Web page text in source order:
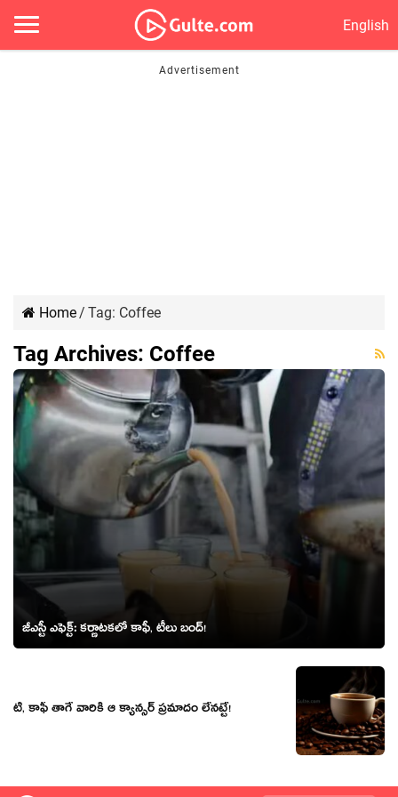
English
Home/ Tag: Coffee
Tag Archives: Coffee
జీఎస్టీ ఎఫెక్ట్‌: క‌ర్ణాట‌క‌లో కాఫీ, టీలు బంద్‌!
టీ, కాఫీ తాగే వారికి ఆ క్యాన్సర్ ప్రమాదం లేనట్టే!